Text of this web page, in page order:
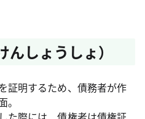
しょうしょ）
証明するため、債務者が作